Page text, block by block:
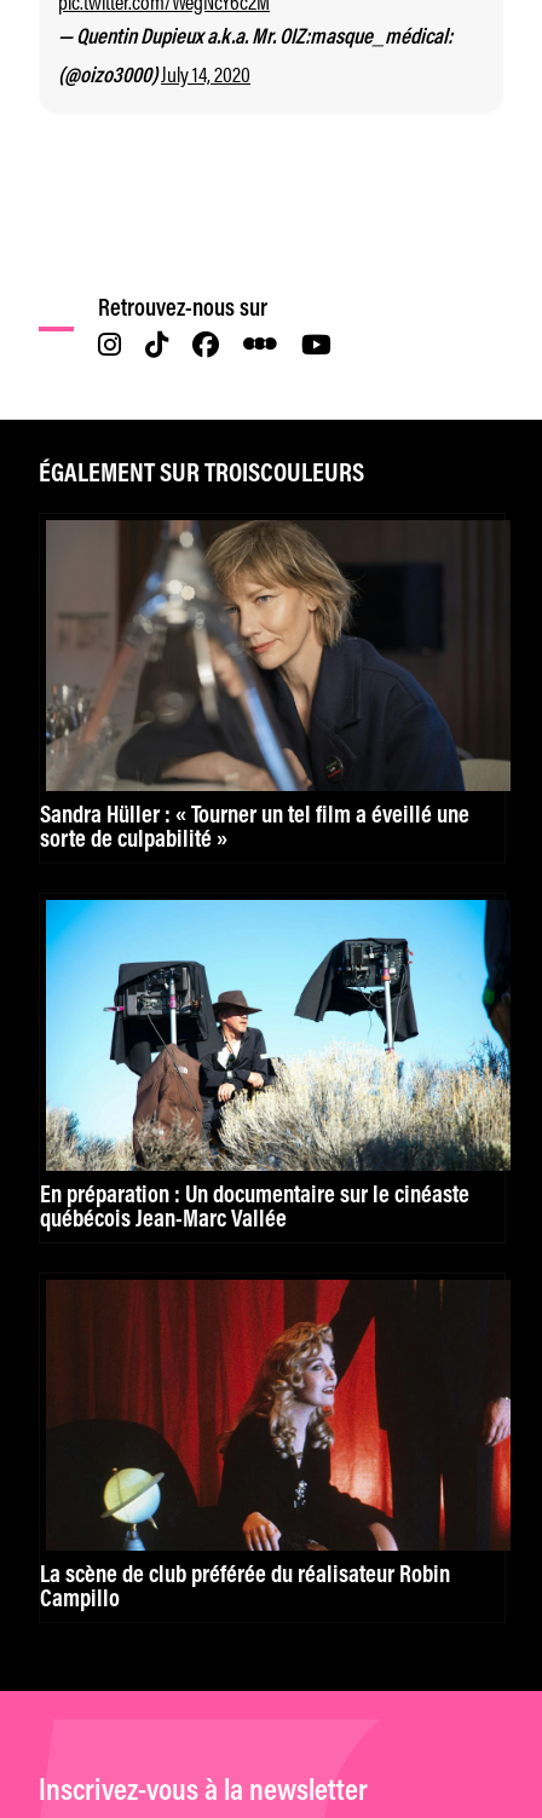
— Quentin Dupieux a.k.a. Mr. OIZ:masque_médical:
(@oizo3000)July 14, 2020
Retrouvez-nous sur
ÉGALEMENT SUR TROISCOULEURS
Sandra Hüller : « Tourner un tel film a éveillé une
sorte de culpabilité »
En préparation : Un documentaire sur le cinéaste
québécois Jean-Marc Vallée
La scène de club préférée du réalisateur Robin
Campillo
Inscrivez-vous à la newsletter